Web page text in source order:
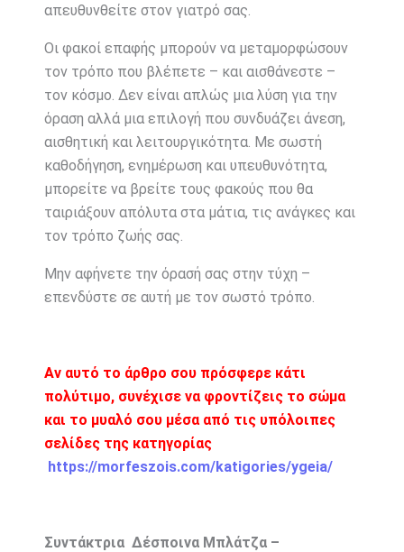
απευθυνθείτε στον γιατρό σας.
Οι φακοί επαφής μπορούν να μεταμορφώσουν
τον τρόπο που βλέπετε – και αισθάνεστε –
τον κόσμο. Δεν είναι απλώς μια λύση για την
όραση αλλά μια επιλογή που συνδυάζει άνεση,
αισθητική και λειτουργικότητα. Με σωστή
καθοδήγηση, ενημέρωση και υπευθυνότητα,
μπορείτε να βρείτε τους φακούς που θα
ταιριάξουν απόλυτα στα μάτια, τις ανάγκες και
τον τρόπο ζωής σας.
Μην αφήνετε την όρασή σας στην τύχη –
επενδύστε σε αυτή με τον σωστό τρόπο.
Αν αυτό το άρθρο σου πρόσφερε κάτι
πολύτιμο, συνέχισε να φροντίζεις το σώμα
και το μυαλό σου μέσα από τις υπόλοιπες
σελίδες της κατηγορίας
https://morfeszois.com/katigories/ygeia/
Συντάκτρια Δέσποινα Μπλάτζα –